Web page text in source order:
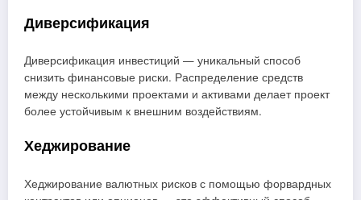
Диверсификация
Диверсификация инвестиций — уникальный способ
снизить финансовые риски. Распределение средств
между несколькими проектами и активами делает проект
более устойчивым к внешним воздействиям.
Хеджирование
Хеджирование валютных рисков с помощью форвардных